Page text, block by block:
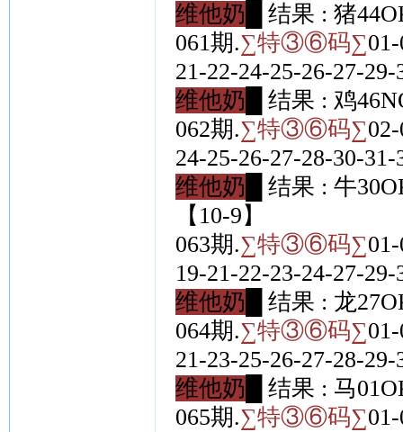
维他奶█
结果 : 猪
061期.∑特③⑥码∑
21-22-24-25-26-27-
维他奶█
结果 : 鸡
062期.∑特③⑥码∑
24-25-26-27-28-30-
维他奶█
结果 : 牛
【10-9】
063期.∑特③⑥码∑
19-21-22-23-24-27-
维他奶█
结果 : 龙
064期.∑特③⑥码∑
21-23-25-26-27-28-
维他奶█
结果 : 马
065期.∑特③⑥码∑